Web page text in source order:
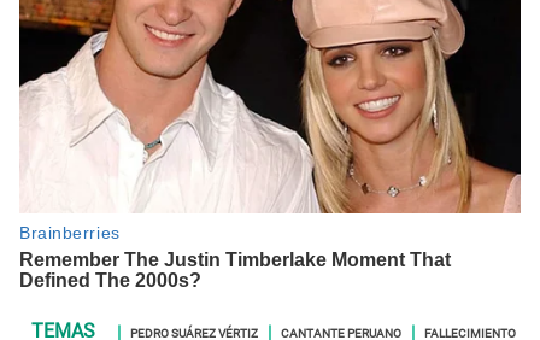
PEDRO SUÁREZ VÉRTIZ CANTANTE PERUANO FALLECIMIENTO